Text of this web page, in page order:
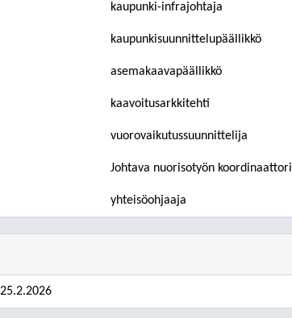
kaupunki-infrajohtaja
kaupunkisuunnittelupäällikkö
asemakaavapäällikkö
kaavoitusarkkitehti
vuorovaikutussuunnittelija
Johtava nuorisotyön koordinaattori
yhteisöohjaaja